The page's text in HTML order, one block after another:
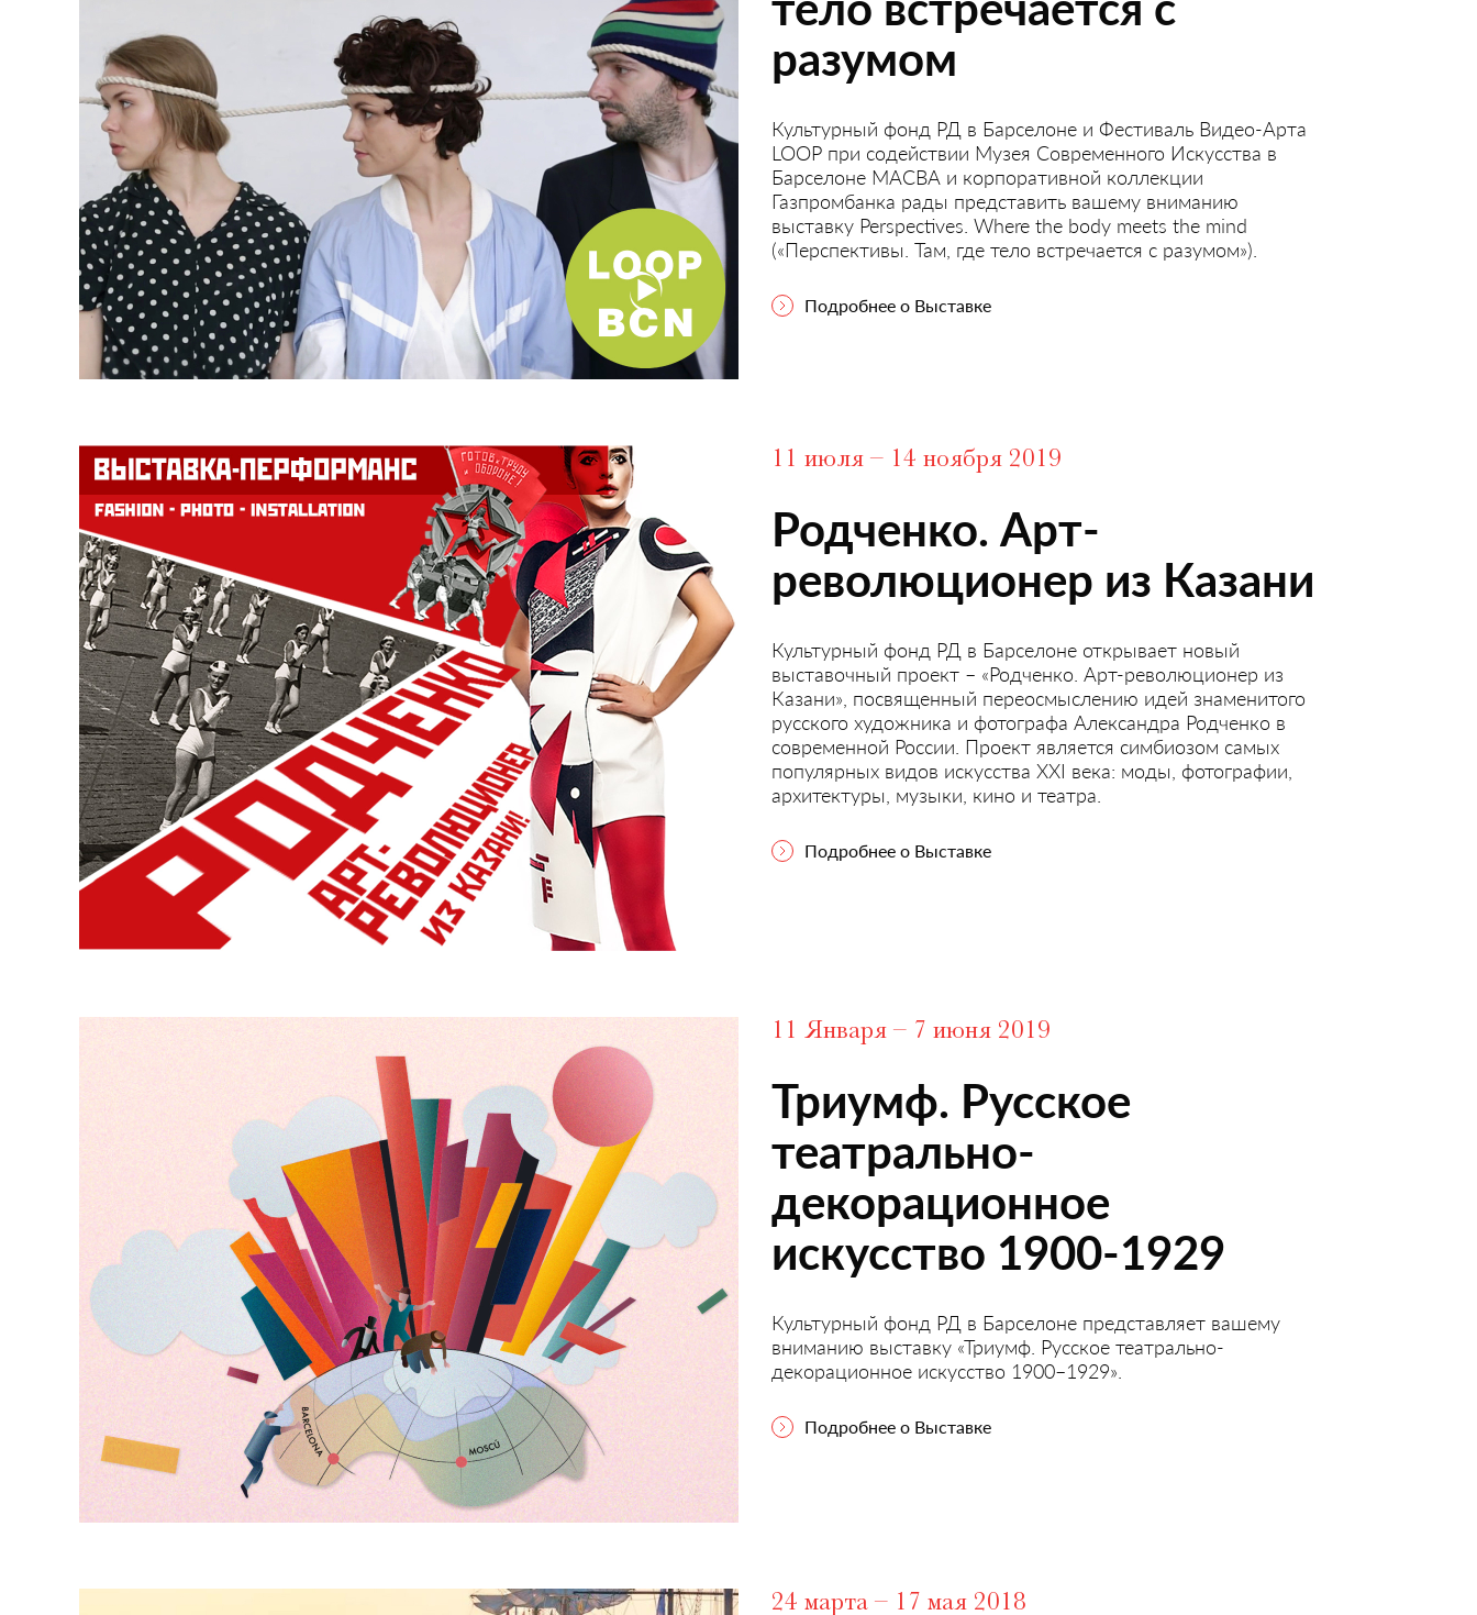
разумом
Культурный фонд РД в Барселоне и Фестиваль Видео-Арта
LOOP при содействии Музея Современного Искусства в
Барселоне МАСВА и корпоративной коллекции
Газпромбанка рады представить вашему вниманию
выставку Perspectives. Where the body meets the mind
(«Перспективы. Там, где тело встречается с разумом»).
Подробнее о Выставке
11 июля – 14 ноября 2019
Родченко. Арт-
революционер из Казани
Культурный фонд РД в Барселоне открывает новый
выставочный проект – «Родченко. Арт-революционер из
Казани», посвященный переосмыслению идей знаменитого
русского художника и фотографа Александра Родченко в
современной России. Проект является симбиозом самых
популярных видов искусства XXI века: моды, фотографии,
архитектуры, музыки, кино и театра.
Подробнее о Выставке
11 Января – 7 июня 2019
Триумф. Русское
театрально-
декорационное
искусство 1900-1929
Культурный фонд РД в Барселоне представляет вашему
вниманию выставку «Триумф. Русское театрально-
декорационное искусство 1900–1929».
Подробнее о Выставке
24 марта – 17 мая 2018